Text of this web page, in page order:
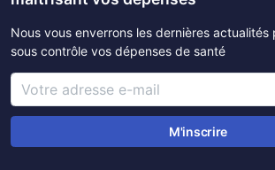
Nous vous enverrons les dernières
sous contrôle vos dépenses de santé
M'inscrire